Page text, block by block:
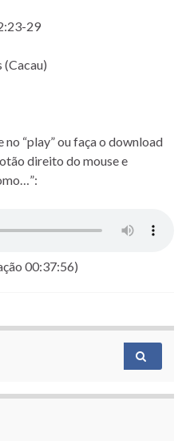
29
(Cacau)
no “play” ou faça o download
direito do mouse e
00:37:56)